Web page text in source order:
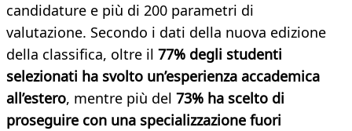
candidature e più di 200 parametri di
valutazione. Secondo i dati della nuova edizione
della classifica, oltre il 77% degli studenti
selezionati ha svolto un’esperienza accademica
all’estero, mentre più del 73% ha scelto di
proseguire con una specializzazione fuori